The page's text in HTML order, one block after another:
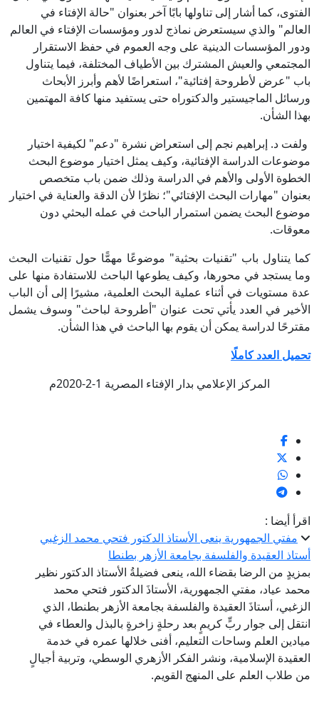
الفتوى، كما أشار إلى تناولها بابًا آخر بعنوان "حالة الإفتاء في
العالم" والذي سيستعرض نماذج لدور ومؤسسات الإفتاء في العالم
ودور المؤسسات الدينية على وجه العموم في حفظ الاستقرار
المجتمعي والعيش المشترك بين الأطياف المختلفة، فيما يتناول
باب "عرض لأطروحة إفتائية"، استعراضًا لأهم وأبرز الأبحاث
ورسائل الماجيستير والدكتوراه حتى يستفيد منها كافة المهتمين
بهذا الشأن.
ولفت د. إبراهيم نجم إلى استعراض نشرة "دعم" لكيفية اختيار
موضوعات الدراسة الإفتائية، وكيف يمثل اختيار موضوع البحث
الخطوة الأولى والأهم في الدراسة وذلك ضمن باب متخصص
بعنوان "مهارات البحث الإفتائي"؛ نظرًا لأن الدقة والعناية في اختيار
موضوع البحث يضمن استمرار الباحث في عمله البحثي دون
معوقات.
كما يتناول باب "تقنيات بحثية" موضوعًا مهمًّا حول تقنيات البحث
وما يستجد في محورها، وكيف يطوعها الباحث للاستفادة منها على
عدة مستويات في أثناء عملية البحث العلمية، مشيرًا إلى أن الباب
الأخير في العدد يأتي تحت عنوان "أطروحة لباحث" وسوف يشمل
مقترحًا لدراسة يمكن أن يقوم بها الباحث في هذا الشأن.
تحميل العدد كاملًا
المركز الإعلامي بدار الإفتاء المصرية 1-2-2020م
اقرأ أيضا :
مفتي الجمهورية ينعى الأستاذ الدكتور فتحي محمد الزغبي
أستاذ العقيدة والفلسفة بجامعة الأزهر بطنطا
بمزيدٍ من الرضا بقضاء الله، ينعى فضيلةُ الأستاذ الدكتور نظير
محمد عياد، مفتي الجمهورية، الأستاذَ الدكتور فتحي محمد
الزغبي، أستاذَ العقيدة والفلسفة بجامعة الأزهر بطنطا، الذي
انتقل إلى جوار ربٍّ كريمٍ بعد رحلةٍ زاخرةٍ بالبذل والعطاء في
ميادين العلم وساحات التعليم، أفنى خلالها عمره في خدمة
العقيدة الإسلامية، ونشر الفكر الأزهري الوسطي، وتربية أجيالٍ
من طلاب العلم على المنهج القويم.